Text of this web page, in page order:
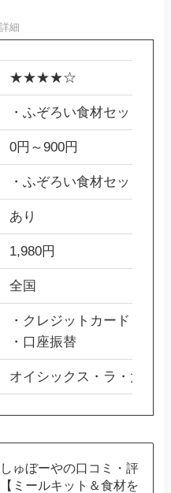
細
★★★★☆
・ふぞろい食材セット（
0円～900円
・ふぞろい食材セット
あり
1,980円
全国
・クレジットカード
・口座振替
オイシックス・ラ・大地
ゅぼーやの口コミ・評
ミールキット＆食材を